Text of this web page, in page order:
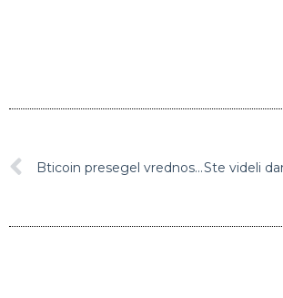
Bticoin presegel vrednost 2.100 dolarjev